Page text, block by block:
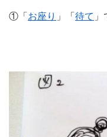
①「 お座り 」「 待て